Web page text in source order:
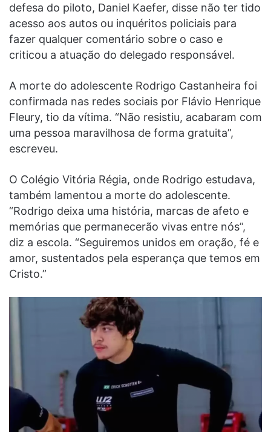
defesa do piloto, Daniel Kaefer, disse não ter tido
acesso aos autos ou inquéritos policiais para
fazer qualquer comentário sobre o caso e
criticou a atuação do delegado responsável.
A morte do adolescente Rodrigo Castanheira foi
confirmada nas redes sociais por Flávio Henrique
Fleury, tio da vítima. “Não resistiu, acabaram com
uma pessoa maravilhosa de forma gratuita”,
escreveu.
O Colégio Vitória Régia, onde Rodrigo estudava,
também lamentou a morte do adolescente.
“Rodrigo deixa uma história, marcas de afeto e
memórias que permanecerão vivas entre nós”,
diz a escola. “Seguiremos unidos em oração, fé e
amor, sustentados pela esperança que temos em
Cristo.”